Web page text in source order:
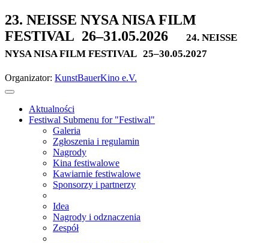
23. NEISSE NYSA NISA FILM
FESTIVAL 26–31.05.2026
24. NEISSE
NYSA NISA FILM FESTIVAL 25–30.05.2027
Organizator: KunstBauerKino e.V.
Aktualności
Festiwal Submenu for "Festiwal"
Galeria
Zgłoszenia i regulamin
Nagrody
Kina festiwalowe
Kawiarnie festiwalowe
Sponsorzy i partnerzy
Idea
Nagrody i odznaczenia
Zespół